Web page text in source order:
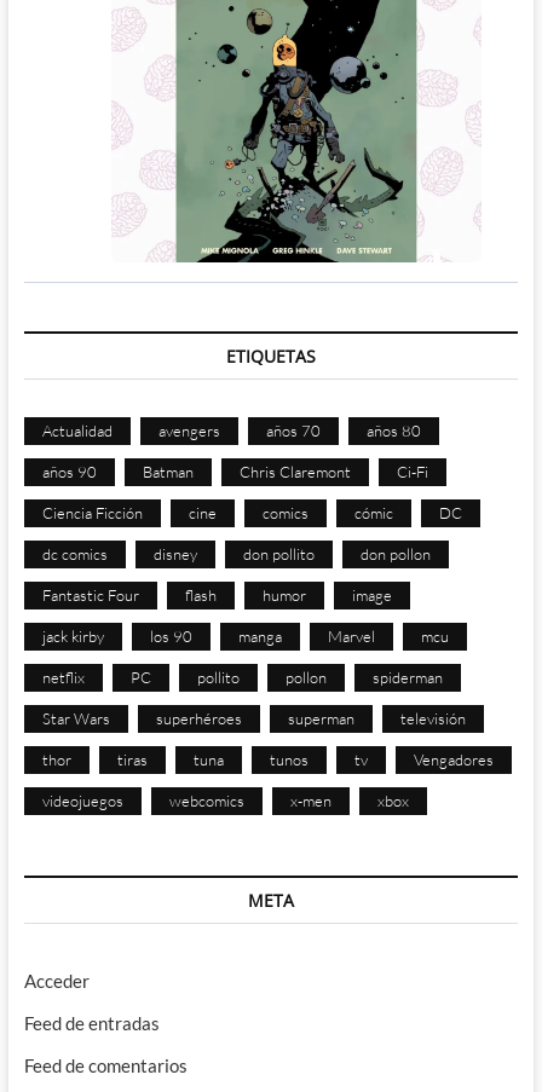
ETIQUETAS
Actualidad avengers años 70 años 80
años 90 Batman Chris Claremont Ci-Fi
Ciencia Ficción cine comics cómic DC
dc comics disney don pollito don pollon
Fantastic Four flash humor image
jack kirby los 90 manga Marvel mcu
netflix PC pollito pollon spiderman
Star Wars superhéroes superman televisión
thor tiras tuna tunos tv Vengadores
videojuegos webcomics x-men xbox
META
Acceder
Feed de entradas
Feed de comentarios